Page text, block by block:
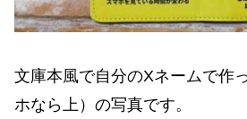
文庫本風で自分のXネームで作
ホなら上）の写真です。